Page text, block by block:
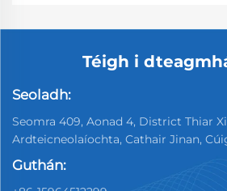
Téigh i
Seoladh:
Seomra 409, Aonad 4, District Thiar
Ardteicneolaíochta, Cathair Jinan,
Guthán: